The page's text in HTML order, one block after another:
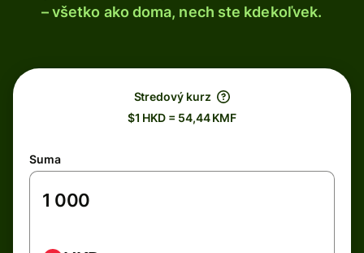
– všetko ako doma, nech ste kdekoľvek.
Stredový kurz
$1 HKD = 54,44 KMF
Suma